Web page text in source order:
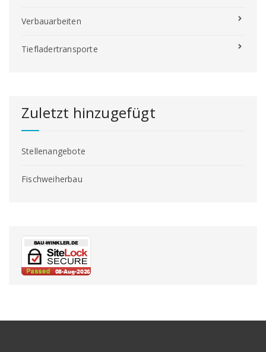
Verbauarbeiten
Tiefladertransporte
Zuletzt hinzugefügt
Stellenangebote
Fischweiherbau